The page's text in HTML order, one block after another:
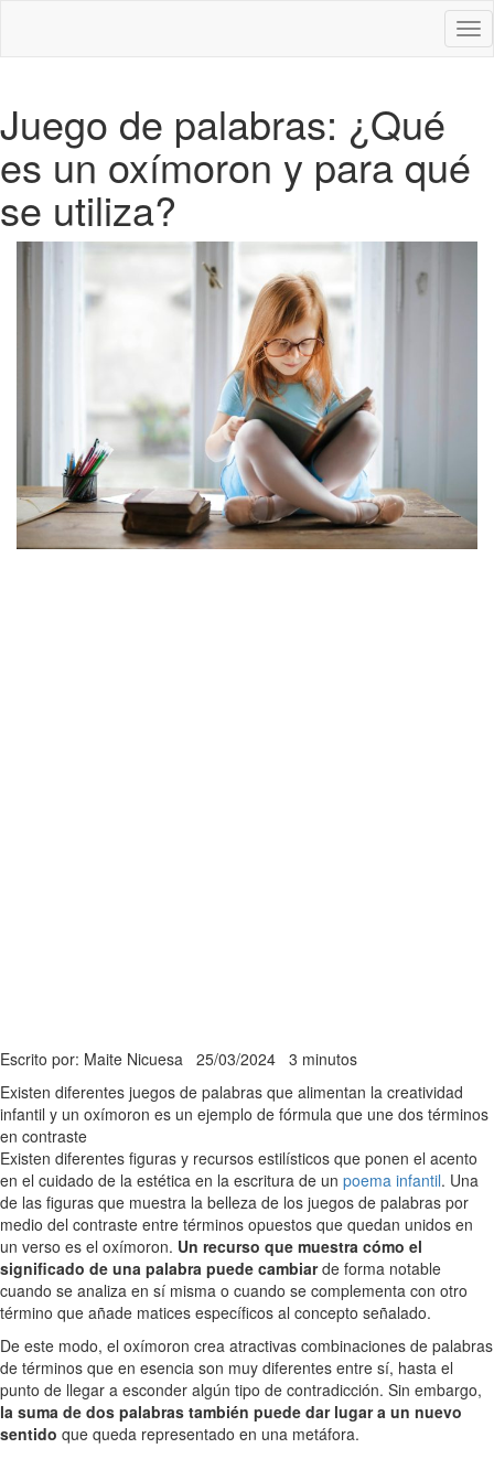
Juego de palabras: ¿Qué
es un oxímoron y para qué
se utiliza?
Escrito por: Maite Nicuesa 25/03/2024 3 minutos
Existen diferentes juegos de palabras que alimentan la creatividad
infantil y un oxímoron es un ejemplo de fórmula que une dos términos
en contraste
Existen diferentes figuras y recursos estilísticos que ponen el acento
en el cuidado de la estética en la escritura de un poema infantil. Una
de las figuras que muestra la belleza de los juegos de palabras por
medio del contraste entre términos opuestos que quedan unidos en
un verso es el oxímoron. Un recurso que muestra cómo el
significado de una palabra puede cambiarde forma notable
cuando se analiza en sí misma o cuando se complementa con otro
término que añade matices específicos al concepto señalado.
De este modo, el oxímoron crea atractivas combinaciones de palabras
de términos que en esencia son muy diferentes entre sí, hasta el
punto de llegar a esconder algún tipo de contradicción. Sin embargo,
la suma de dos palabras también puede dar lugar a un nuevo
sentido que queda representado en una metáfora.